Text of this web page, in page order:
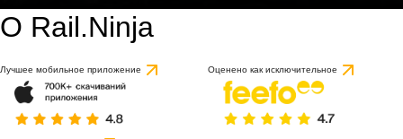
О Rail.Ninja
Лучшее мобильное приложение Оценено как исключительное